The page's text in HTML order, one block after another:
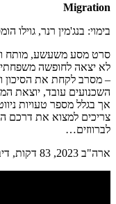
Migration
בימוי: בנג'מין רנר, גוילו
סרט מסע משעשע, מותח
לא יצאה לחופשה
– מסרב לקחת את הסיכון
השכנועים עובד, יוצאת
אך בגלל מספר טעויות
צריכים למצוא את דרכם
לברווזים…
ארה"ב 2023, 83 דקות, דיבוב לעברית